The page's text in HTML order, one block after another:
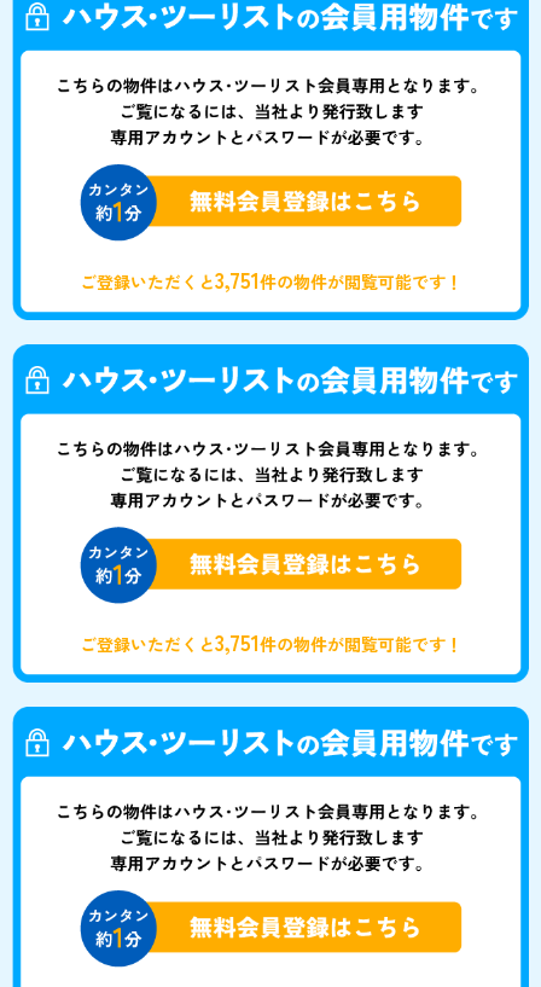
ご登録いただくと3,751件の物件が閲覧可能です！
ご登録いただくと3,751件の物件が閲覧可能です！